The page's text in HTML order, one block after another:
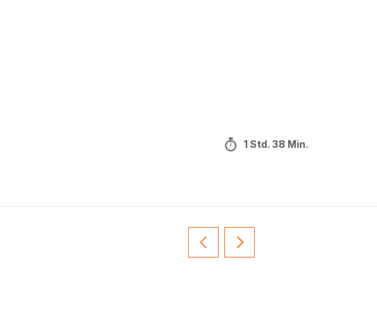
1 Std. 38 Min.
Vorherige
Recipe
Weiter
Recipe